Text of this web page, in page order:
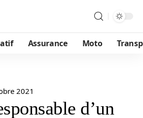
Assurance Moto
2021
d’un